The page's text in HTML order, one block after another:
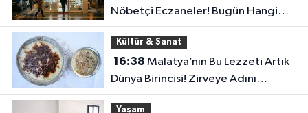
Nöbetçi Eczaneler! Bugün Hangi
Eczaneler Açık?
Kültür & Sanat
16:38
Dünya Birincisi! Zirveye Adını
Yazdırdı
Yaşam